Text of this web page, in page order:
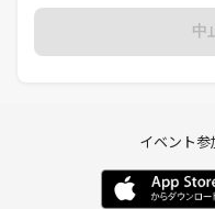
中
イベント